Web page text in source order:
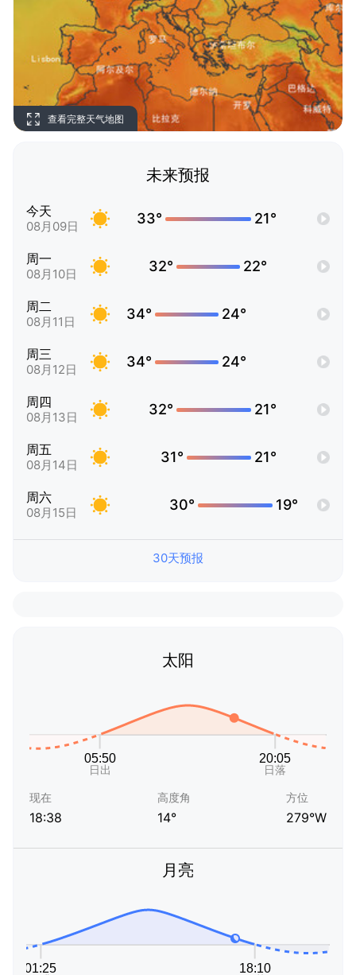
查看完整天气地图
未来预报
今天
08月09日 33° 21°
周一
08月10日 32° 22°
周二
08月11日 34° 24°
周三
08月12日 34° 24°
周四
08月13日 32° 21°
周五
08月14日 31° 21°
周六
08月15日 30° 19°
30天预报
太阳
现在
18:38
高度角
14°
方位
279°W
月亮